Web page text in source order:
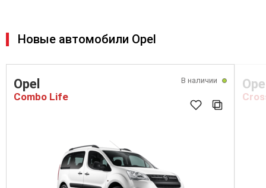
Новые автомобили Opel
В наличии
Opel
Combo Life